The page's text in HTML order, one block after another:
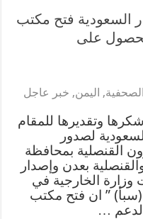
السعودية فتح مكتب
على
الصحفية, اليمن, خبر عاجل
وتقديرها للمقام
لصدور
القنصلية بمحافظة
بعدن وإصدار
وزارة الخارجية في
(سبأ) ” ان فتح مكتب
لدعم …